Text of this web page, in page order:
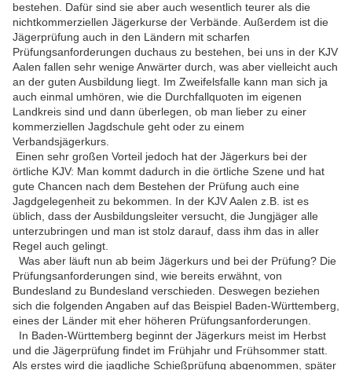
bestehen. Dafür sind sie aber auch wesentlich teurer als die
nichtkommerziellen Jägerkurse der Verbände. Außerdem ist die
Jägerprüfung auch in den Ländern mit scharfen
Prüfungsanforderungen duchaus zu bestehen, bei uns in der KJV
Aalen fallen sehr wenige Anwärter durch, was aber vielleicht auch
an der guten Ausbildung liegt. Im Zweifelsfalle kann man sich ja
auch einmal umhören, wie die Durchfallquoten im eigenen
Landkreis sind und dann überlegen, ob man lieber zu einer
kommerziellen Jagdschule geht oder zu einem
Verbandsjägerkurs.
Einen sehr großen Vorteil jedoch hat der Jägerkurs bei der
örtliche KJV: Man kommt dadurch in die örtliche Szene und hat
gute Chancen nach dem Bestehen der Prüfung auch eine
Jagdgelegenheit zu bekommen. In der KJV Aalen z.B. ist es
üblich, dass der Ausbildungsleiter versucht, die Jungjäger alle
unterzubringen und man ist stolz darauf, dass ihm das in aller
Regel auch gelingt.
Was aber läuft nun ab beim Jägerkurs und bei der Prüfung? Die
Prüfungsanforderungen sind, wie bereits erwähnt, von
Bundesland zu Bundesland verschieden. Deswegen beziehen
sich die folgenden Angaben auf das Beispiel Baden-Württemberg,
eines der Länder mit eher höheren Prüfungsanforderungen.
In Baden-Württemberg beginnt der Jägerkurs meist im Herbst
und die Jägerprüfung findet im Frühjahr und Frühsommer statt.
Als erstes wird die jagdliche Schießprüfung abgenommen, später